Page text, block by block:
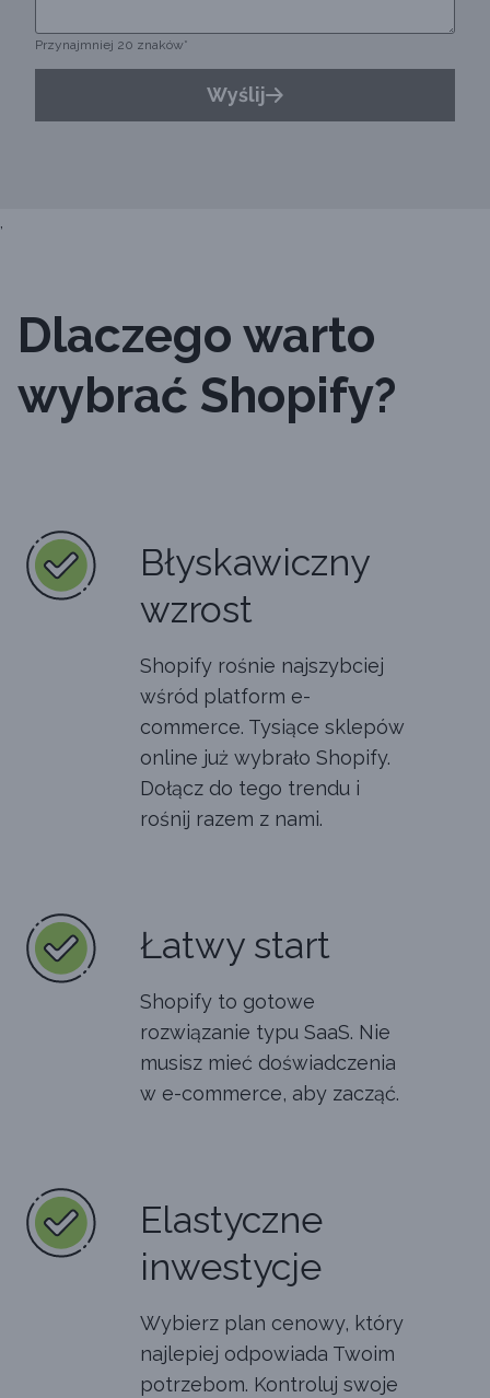
Przynajmniej 20 znaków*
Wyślij
,
Dlaczego warto
wybrać Shopify?
Błyskawiczny
wzrost
Shopify rośnie najszybciej
wśród platform e-
commerce. Tysiące sklepów
online już wybrało Shopify.
Dołącz do tego trendu i
rośnij razem z nami.
Łatwy start
Shopify to gotowe
rozwiązanie typu SaaS. Nie
musisz mieć doświadczenia
w e-commerce, aby zacząć.
Elastyczne
inwestycje
Wybierz plan cenowy, który
najlepiej odpowiada Twoim
potrzebom. Kontroluj swoje